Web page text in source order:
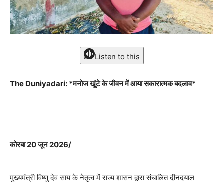
Listen to this
The Duniyadari: *मनोज खूंटे के जीवन में आया सकारात्मक बदलाव*
कोरबा 20 जून 2026/
मुख्यमंत्री विष्णु देव साय के नेतृत्व में राज्य शासन द्वारा संचालित दीनदयाल